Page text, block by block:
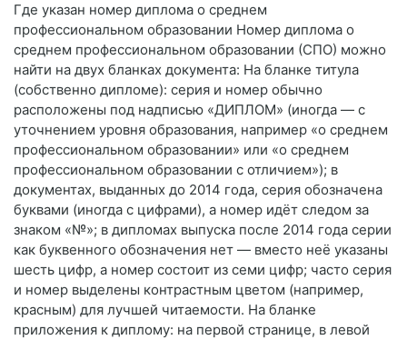
Где указан номер диплома о среднем
профессиональном образовании Номер диплома о
среднем профессиональном образовании (СПО) можно
найти на двух бланках документа: На бланке титула
(собственно дипломе): серия и номер обычно
расположены под надписью «ДИПЛОМ» (иногда — с
уточнением уровня образования, например «о среднем
профессиональном образовании» или «о среднем
профессиональном образовании с отличием»); в
документах, выданных до 2014 года, серия обозначена
буквами (иногда с цифрами), а номер идёт следом за
знаком «№»; в дипломах выпуска после 2014 года серии
как буквенного обозначения нет — вместо неё указаны
шесть цифр, а номер состоит из семи цифр; часто серия
и номер выделены контрастным цветом (например,
красным) для лучшей читаемости. На бланке
приложения к диплому: на первой странице, в левой